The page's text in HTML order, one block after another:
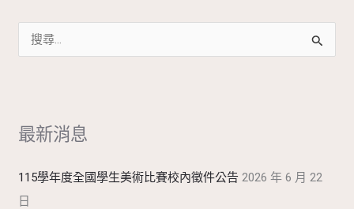
字
最新消息
115學年度全國學生美術比賽校內徵件公告 2026 年 6 月 22
日